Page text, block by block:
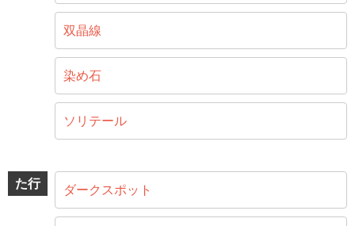
双晶線
染め石
ソリテール
た行 ダークスポット